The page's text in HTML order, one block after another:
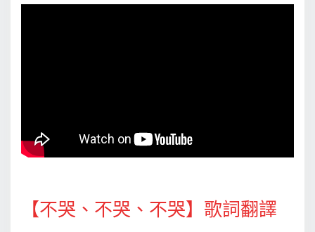
【不哭、不哭、不哭】歌詞翻譯